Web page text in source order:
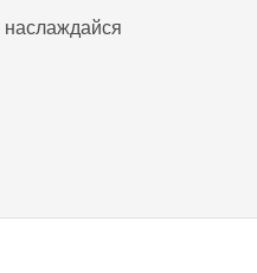
наслаждайся